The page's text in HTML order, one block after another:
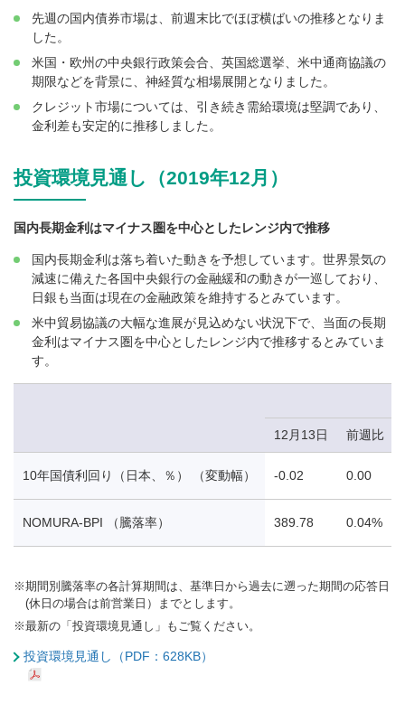
先週の国内債券市場は、前週末比でほぼ横ばいの推移となりま
した。
米国・欧州の中央銀行政策会合、英国総選挙、米中通商協議の
期限などを背景に、神経質な相場展開となりました。
クレジット市場については、引き続き需給環境は堅調であり、
金利差も安定的に推移しました。
投資環境見通し（2019年12月）
国内長期金利はマイナス圏を中心としたレンジ内で推移
国内長期金利は落ち着いた動きを予想しています。世界景気の
減速に備えた各国中央銀行の金融緩和の動きが一巡しており、
日銀も当面は現在の金融政策を維持するとみています。
米中貿易協議の大幅な進展が見込めない状況下で、当面の長期
金利はマイナス圏を中心としたレンジ内で推移するとみていま
す。
12月13日 前週比
10年国債利回り（日本、％） （変動幅） -0.02 0.00
NOMURA-BPI （騰落率） 389.78 0.04%
※期間別騰落率の各計算期間は、基準日から過去に遡った期間の応答日
(休日の場合は前営業日）までとします。
※最新の「投資環境見通し」もご覧ください。
投資環境見通し（PDF：628KB）